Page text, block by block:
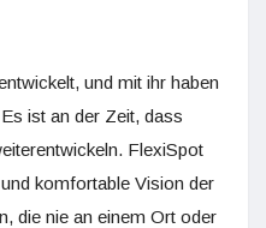
und mit ihr haben
ist an der Zeit, dass
FlexiSpot
komfortable Vision der
die nie an einem Ort oder